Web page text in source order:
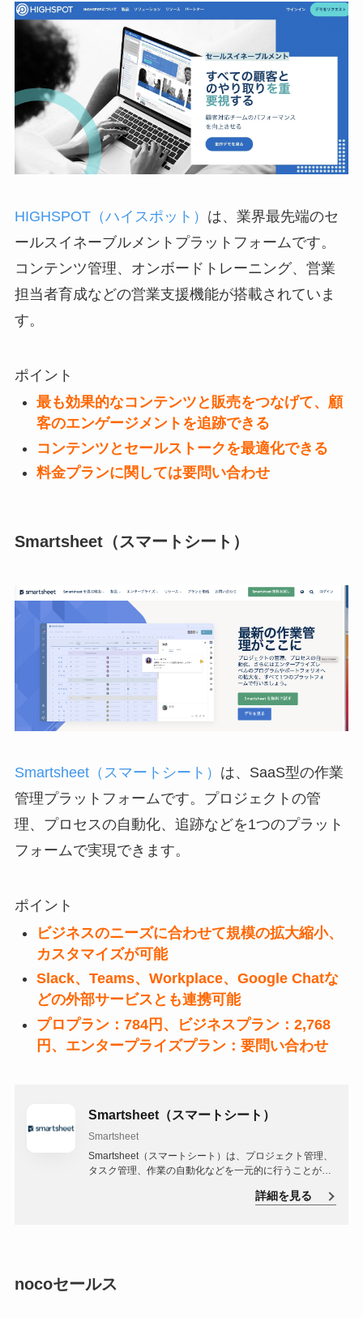
HIGHSPOT（ハイスポット） は、業界最先端のセ
ールスイネーブルメントプラットフォームです。
コンテンツ管理、オンボードトレーニング、営業
担当者育成などの営業支援機能が搭載されていま
す。
ポイント
最も効果的なコンテンツと販売をつなげて、顧
客のエンゲージメントを追跡できる
コンテンツとセールストークを最適化できる
料金プランに関しては要問い合わせ
Smartsheet（スマートシート）
Smartsheet（スマートシート） は、SaaS型の作業
管理プラットフォームです。プロジェクトの管
理、プロセスの自動化、追跡などを1つのプラット
フォームで実現できます。
ポイント
ビジネスのニーズに合わせて規模の拡大縮小、
カスタマイズが可能
Slack、Teams、Workplace、Google Chatな
どの外部サービスとも連携可能
プロプラン：784円、ビジネスプラン：2,768
円、エンタープライズプラン：要問い合わせ
Smartsheet（スマートシート）
Smartsheet
Smartsheet（スマートシート）は、プロジェクト管理、
タスク管理、作業の自動化などを一元的に行うことがで
ソン向けに設計されており、複雑なプロジェクトやタス
詳細を見る
nocoセールス